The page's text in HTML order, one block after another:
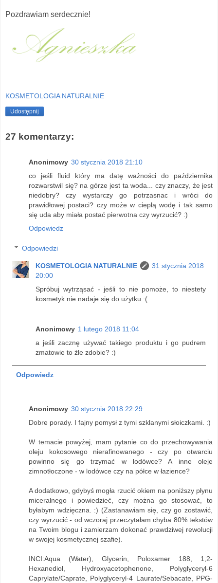
Pozdrawiam serdecznie!
KOSMETOLOGIA NATURALNIE
Udostępnij
27 komentarzy:
Anonimowy 30 stycznia 2018 21:10
co jeśli fluid który ma datę ważności do października
rozwarstwil się? na górze jest ta woda... czy znaczy, że jest
niedobry? czy wystarczy go potrzasnac i wróci do
prawidłowej postaci? czy może w ciepłą wodę i tak samo
się uda aby miała postać pierwotna czy wyrzucić? :)
Odpowiedz
Odpowiedzi
KOSMETOLOGIA NATURALNIE
31 stycznia 2018
20:00
Spróbuj wytrząsać - jeśli to nie pomoże, to niestety
kosmetyk nie nadaje się do użytku :(
Anonimowy 1 lutego 2018 11:04
a jeśli zacznę używać takiego produktu i go pudrem
zmatowie to źle zdobie? :)
Odpowiedz
Anonimowy 30 stycznia 2018 22:29
Dobre porady. I fajny pomysł z tymi szklanymi słoiczkami. :)
W temacie powyżej, mam pytanie co do przechowywania
oleju kokosowego nierafinowanego - czy po otwarciu
powinno się go trzymać w lodówce? A inne oleje
zimnotłoczone - w lodówce czy na półce w łazience?
A dodatkowo, gdybyś mogła rzucić okiem na poniższy płynu
miceralnego i powiedzieć, czy można go stosować, to
byłabym wdzięczna. :) (Zastanawiam się, czy go zostawić,
czy wyrzucić - od wczoraj przeczytałam chyba 80% tekstów
na Twoim blogu i zamierzam dokonać prawdziwej rewolucji
w swojej kosmetycznej szafie).
INCI:Aqua (Water), Glycerin, Poloxamer 188, 1,2-
Hexanediol, Hydroxyacetophenone, Polyglyceryl-6
Caprylate/Caprate, Polyglyceryl-4 Laurate/Sebacate, PPG-